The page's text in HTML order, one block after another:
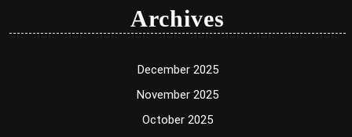
Archives
December 2025
November 2025
October 2025